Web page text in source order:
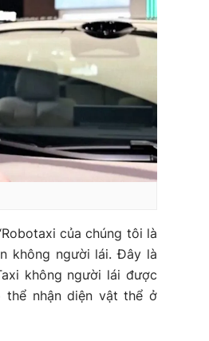
của chúng tôi là
không người lái. Đây là
không người lái được
nhận diện vật thể ở